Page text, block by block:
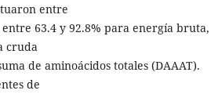
entre
63.4 y 92.8% para energía bruta,
cruda
de aminoácidos totales (DAAAT).
de